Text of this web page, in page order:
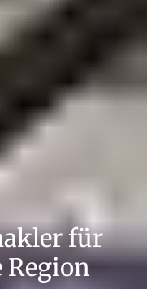
für
Region